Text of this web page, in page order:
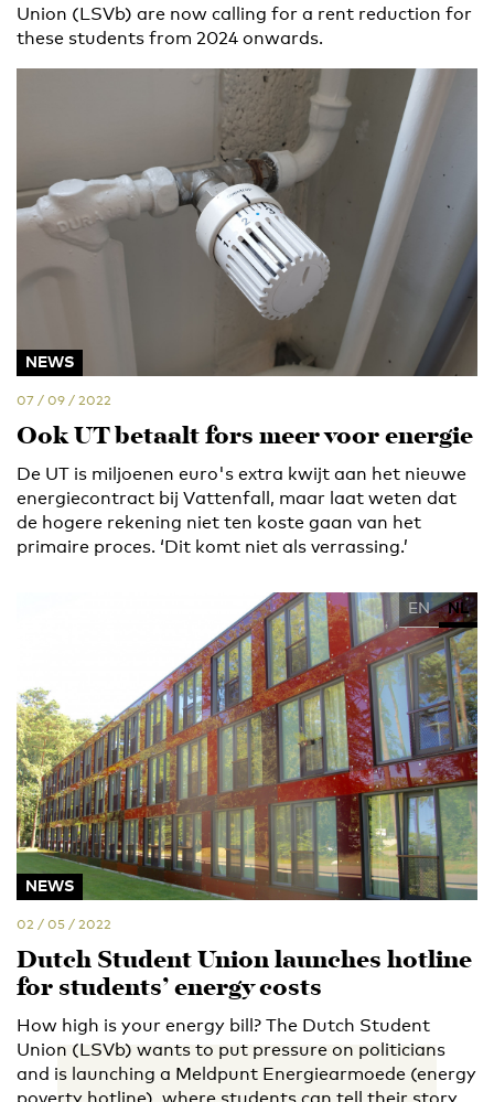
Union (LSVb) are now calling for a rent reduction for
these students from 2024 onwards.
NEWS
07 / 09 / 2022
Ook UT betaalt fors meer voor energie
De UT is miljoenen euro's extra kwijt aan het nieuwe
energiecontract bij Vattenfall, maar laat weten dat
de hogere rekening niet ten koste gaan van het
primaire proces. ‘Dit komt niet als verrassing.’
EN NL
NEWS
02 / 05 / 2022
Dutch Student Union launches hotline
for students’ energy costs
How high is your energy bill? The Dutch Student
Union (LSVb) wants to put pressure on politicians
and is launching a Meldpunt Energiearmoede (energy
poverty hotline), where students can tell their story.